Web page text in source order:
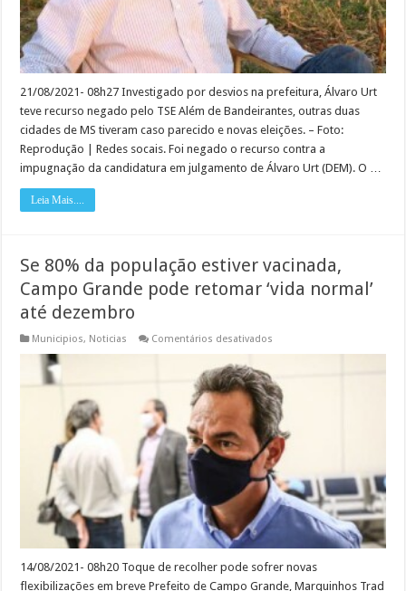
21/08/2021- 08h27 Investigado por desvios na prefeitura, Álvaro Urt
teve recurso negado pelo TSE Além de Bandeirantes, outras duas
cidades de MS tiveram caso parecido e novas eleições. – Foto:
Reprodução | Redes socais. Foi negado o recurso contra a
impugnação da candidatura em julgamento de Álvaro Urt (DEM). O …
Leia Mais....
Se 80% da população estiver vacinada,
Campo Grande pode retomar ‘vida normal’
até dezembro
Municipios, Noticias Comentários desativados
população
estiver
vacinada,
Campo
Grande
pode
retomar
‘vida
normal’
até
dezembro
14/08/2021- 08h20 Toque de recolher pode sofrer novas
flexibilizações em breve Prefeito de Campo Grande, Marquinhos Trad